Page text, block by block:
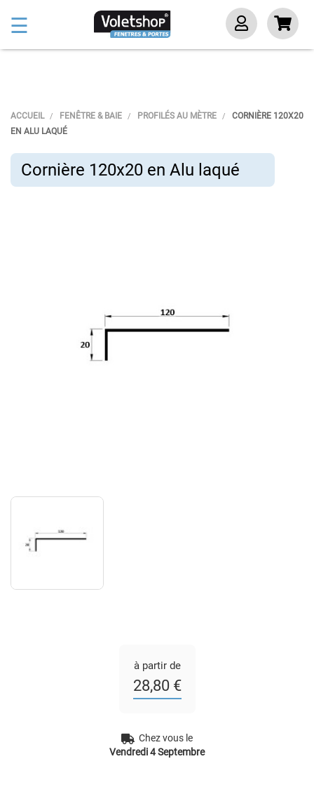
Basculer
la
☰
ACCUEIL FENÊTRE & BAIE PROFILÉS AU MÈTRE
CORNIÈRE 120X20
EN ALU LAQUÉ
Cornière 120x20 en Alu laqué
à partir de
28,80 €
Chez vous le
Vendredi 4 Septembre